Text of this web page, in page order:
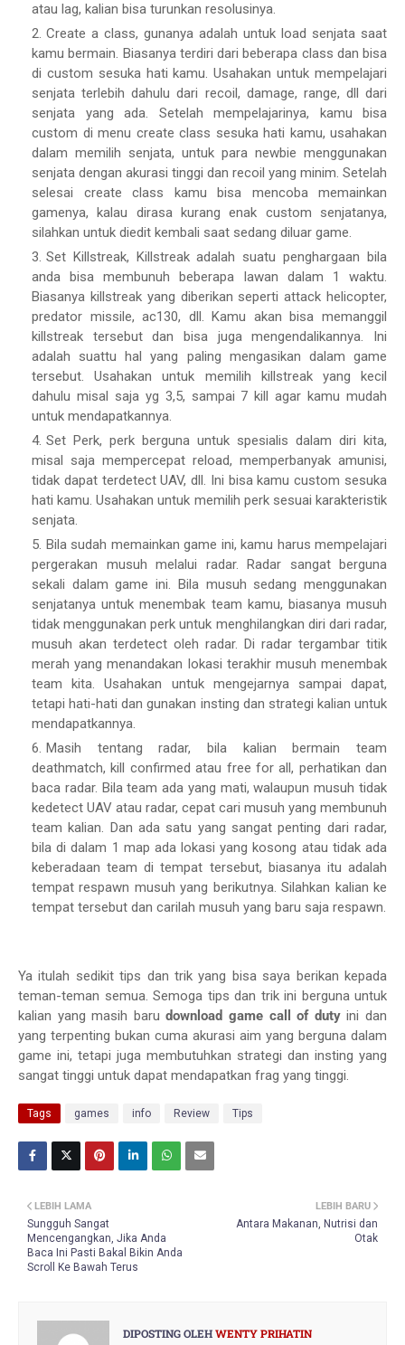
atau lag, kalian bisa turunkan resolusinya.
Create a class, gunanya adalah untuk load senjata saat
kamu bermain. Biasanya terdiri dari beberapa class dan bisa
di custom sesuka hati kamu. Usahakan untuk mempelajari
senjata terlebih dahulu dari recoil, damage, range, dll dari
senjata yang ada. Setelah mempelajarinya, kamu bisa
custom di menu create class sesuka hati kamu, usahakan
dalam memilih senjata, untuk para newbie menggunakan
senjata dengan akurasi tinggi dan recoil yang minim. Setelah
selesai create class kamu bisa mencoba memainkan
gamenya, kalau dirasa kurang enak custom senjatanya,
silahkan untuk diedit kembali saat sedang diluar game.
Set Killstreak, Killstreak adalah suatu penghargaan bila
anda bisa membunuh beberapa lawan dalam 1 waktu.
Biasanya killstreak yang diberikan seperti attack helicopter,
predator missile, ac130, dll. Kamu akan bisa memanggil
killstreak tersebut dan bisa juga mengendalikannya. Ini
adalah suattu hal yang paling mengasikan dalam game
tersebut. Usahakan untuk memilih killstreak yang kecil
dahulu misal saja yg 3,5, sampai 7 kill agar kamu mudah
untuk mendapatkannya.
Set Perk, perk berguna untuk spesialis dalam diri kita,
misal saja mempercepat reload, memperbanyak amunisi,
tidak dapat terdetect UAV, dll. Ini bisa kamu custom sesuka
hati kamu. Usahakan untuk memilih perk sesuai karakteristik
senjata.
Bila sudah memainkan game ini, kamu harus mempelajari
pergerakan musuh melalui radar. Radar sangat berguna
sekali dalam game ini. Bila musuh sedang menggunakan
senjatanya untuk menembak team kamu, biasanya musuh
tidak menggunakan perk untuk menghilangkan diri dari radar,
musuh akan terdetect oleh radar. Di radar tergambar titik
merah yang menandakan lokasi terakhir musuh menembak
team kita. Usahakan untuk mengejarnya sampai dapat,
tetapi hati-hati dan gunakan insting dan strategi kalian untuk
mendapatkannya.
Masih tentang radar, bila kalian bermain team
deathmatch, kill confirmed atau free for all, perhatikan dan
baca radar. Bila team ada yang mati, walaupun musuh tidak
kedetect UAV atau radar, cepat cari musuh yang membunuh
team kalian. Dan ada satu yang sangat penting dari radar,
bila di dalam 1 map ada lokasi yang kosong atau tidak ada
keberadaan team di tempat tersebut, biasanya itu adalah
tempat respawn musuh yang berikutnya. Silahkan kalian ke
tempat tersebut dan carilah musuh yang baru saja respawn.
Ya itulah sedikit tips dan trik yang bisa saya berikan kepada
teman-teman semua. Semoga tips dan trik ini berguna untuk
kalian yang masih barudownload game call of dutyini dan
yang terpenting bukan cuma akurasi aim yang berguna dalam
game ini, tetapi juga membutuhkan strategi dan insting yang
sangat tinggi untuk dapat mendapatkan frag yang tinggi.
Tags games info Review Tips
LEBIH BARU
Antara Makanan, Nutrisi dan
Otak
LEBIH LAMA
Sungguh Sangat
Mencengangkan, Jika Anda
Baca Ini Pasti Bakal Bikin Anda
Scroll Ke Bawah Terus
DIPOSTING OLEHWENTY PRIHATIN